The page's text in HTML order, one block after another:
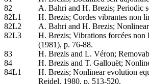
82
A. Bahri and H. Brezis; Periodic
82L1
H. Brezis; Cordes vibrantes non
82L2
A. Bahri and H. Brezis;
82L3
H. Brezis; Vibrations forcées non
(1981), p. 76-88.
83 H. Brezis and L. Véron;
84
H. Brezis and T. Gallouët;
84L1
H. Brezis; Nonlinear evolution
Reidel, 1980, p. 513-520.